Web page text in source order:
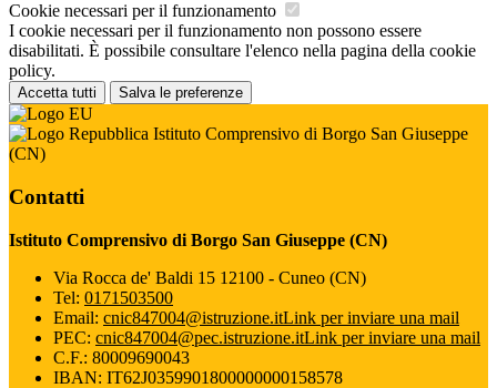
Cookie necessari per il funzionamento
I cookie necessari per il funzionamento non possono essere
disabilitati. È possibile consultare l'elenco nella pagina della cookie
policy.
Accetta tutti Salva le preferenze
Istituto Comprensivo di Borgo San Giuseppe
(CN)
Contatti
Istituto Comprensivo di Borgo San Giuseppe (CN)
Via Rocca de' Baldi 15 12100 - Cuneo (CN)
Tel: 0171503500
Email: cnic847004@istruzione.itLink per inviare una mail
PEC: cnic847004@pec.istruzione.itLink per inviare una mail
C.F.: 80009690043
IBAN: IT62J0359901800000000158578